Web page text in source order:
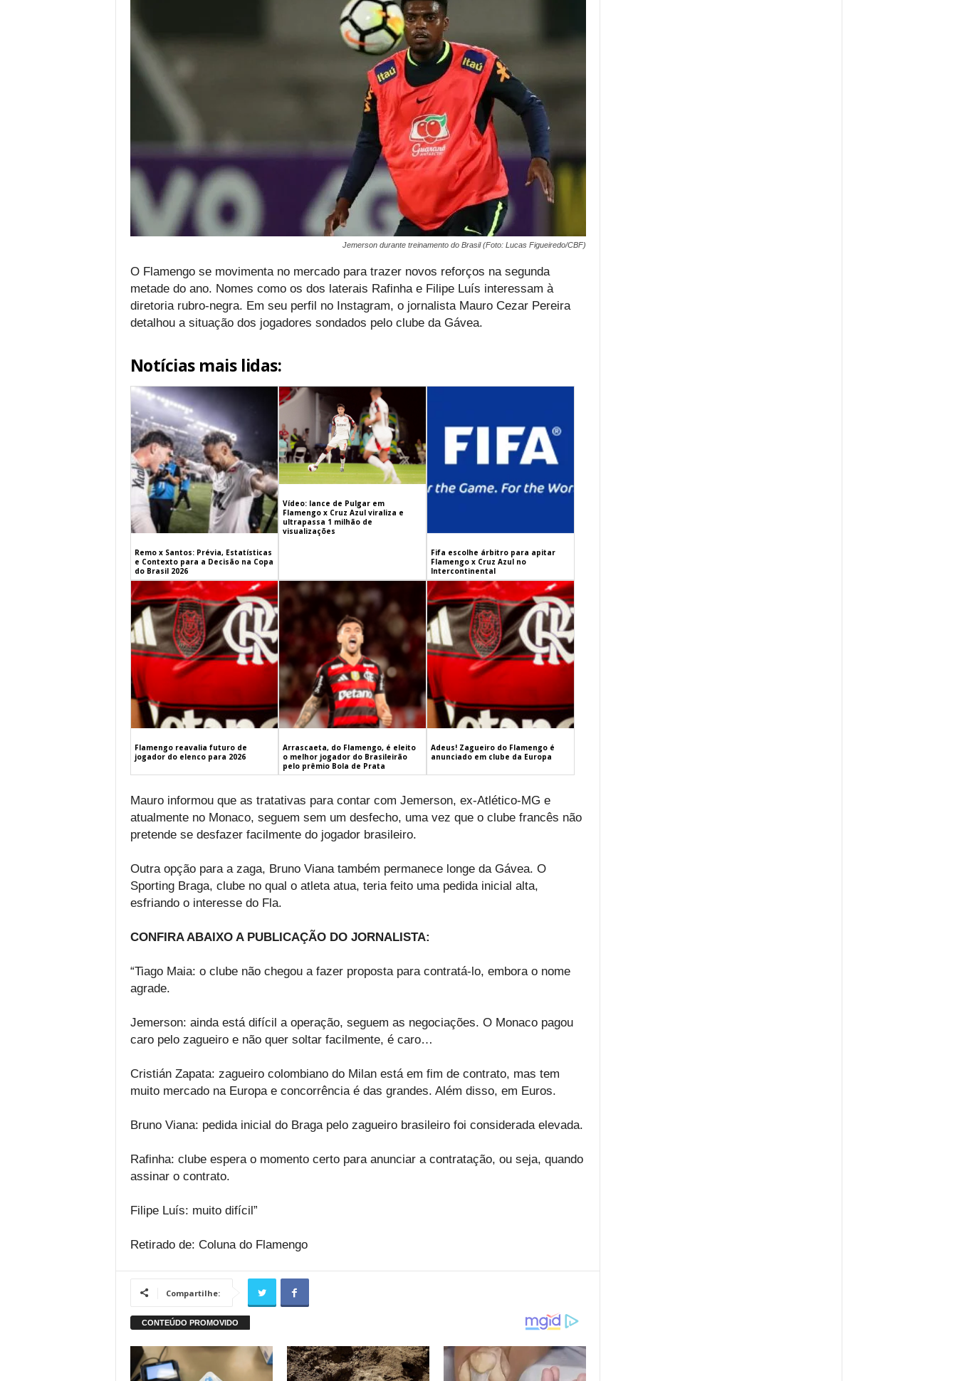
Jemerson durante treinamento do Brasil (Foto: Lucas Figueiredo/CBF)
O Flamengo se movimenta no mercado para trazer novos reforços na segunda
metade do ano. Nomes como os dos laterais Rafinha e Filipe Luís interessam à
diretoria rubro-negra. Em seu perfil no Instagram, o jornalista Mauro Cezar Pereira
detalhou a situação dos jogadores sondados pelo clube da Gávea.
Notícias mais lidas:
Remo x Santos: Prévia, Estatísticas
e Contexto para a Decisão na Copa
do Brasil 2026
Vídeo: lance de Pulgar em
Flamengo x Cruz Azul viraliza e
ultrapassa 1 milhão de
visualizações
Fifa escolhe árbitro para apitar
Flamengo x Cruz Azul no
Intercontinental
Flamengo reavalia futuro de
jogador do elenco para 2026
Arrascaeta, do Flamengo, é eleito
o melhor jogador do Brasileirão
pelo prêmio Bola de Prata
Adeus! Zagueiro do Flamengo é
anunciado em clube da Europa
Mauro informou que as tratativas para contar com Jemerson, ex-Atlético-MG e
atualmente no Monaco, seguem sem um desfecho, uma vez que o clube francês não
pretende se desfazer facilmente do jogador brasileiro.
Outra opção para a zaga, Bruno Viana também permanece longe da Gávea. O
Sporting Braga, clube no qual o atleta atua, teria feito uma pedida inicial alta,
esfriando o interesse do Fla.
CONFIRA ABAIXO A PUBLICAÇÃO DO JORNALISTA:
“Tiago Maia: o clube não chegou a fazer proposta para contratá-lo, embora o nome
agrade.
Jemerson: ainda está difícil a operação, seguem as negociações. O Monaco pagou
caro pelo zagueiro e não quer soltar facilmente, é caro…
Cristián Zapata: zagueiro colombiano do Milan está em fim de contrato, mas tem
muito mercado na Europa e concorrência é das grandes. Além disso, em Euros.
Bruno Viana: pedida inicial do Braga pelo zagueiro brasileiro foi considerada elevada.
Rafinha: clube espera o momento certo para anunciar a contratação, ou seja, quando
assinar o contrato.
Filipe Luís: muito difícil”
Retirado de: Coluna do Flamengo
Compartilhe: